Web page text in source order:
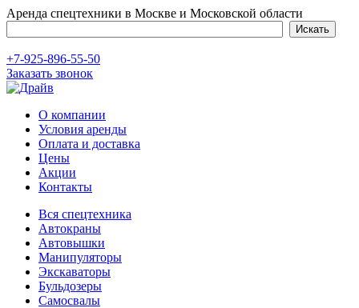
Аренда спецтехники в Москве и Московской области
+7-925-896-55-50
Заказать звонок
О компании
Условия аренды
Оплата и доставка
Цены
Акции
Контакты
Вся спецтехника
Автокраны
Автовышки
Манипуляторы
Экскаваторы
Бульдозеры
Самосвалы